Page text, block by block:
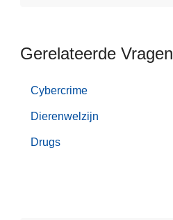
Gerelateerde Vragen
Cybercrime
Dierenwelzijn
Drugs